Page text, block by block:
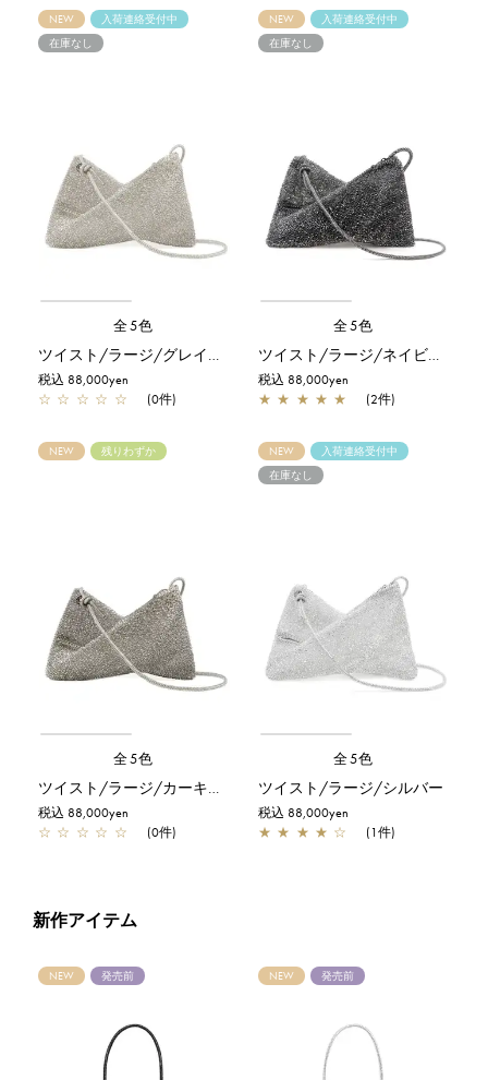
NEW
入荷連絡受付中
在庫なし
全5色
ツイスト/ラージ/グレイッシュホワイトシルバー
税込 88,000yen
☆ ☆ ☆ ☆ ☆ (0件)
NEW
入荷連絡受付中
在庫なし
全5色
ツイスト/ラージ/ネイビーシルバー
税込 88,000yen
★ ★ ★ ★ ★ (2件)
NEW 残りわずか
全5色
ツイスト/ラージ/カーキシルバー
税込 88,000yen
☆ ☆ ☆ ☆ ☆ (0件)
NEW
入荷連絡受付中
在庫なし
全5色
ツイスト/ラージ/シルバー
税込 88,000yen
★ ★ ★ ★ ☆ (1件)
新作アイテム
NEW 発売前 NEW 発売前